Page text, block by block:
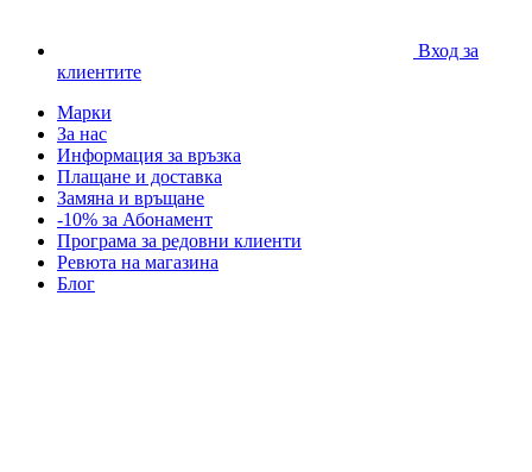
Вход за
клиентите
Марки
За нас
Информация за връзка
Плащане и доставка
Замяна и връщане
-10% за Абонамент
Програма за редовни клиенти
Ревюта на магазина
Блог